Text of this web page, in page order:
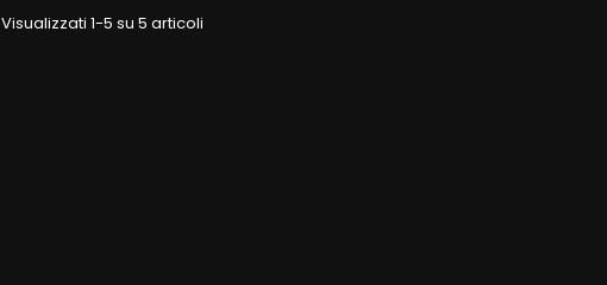
Visualizzati 1-5 su 5 articoli